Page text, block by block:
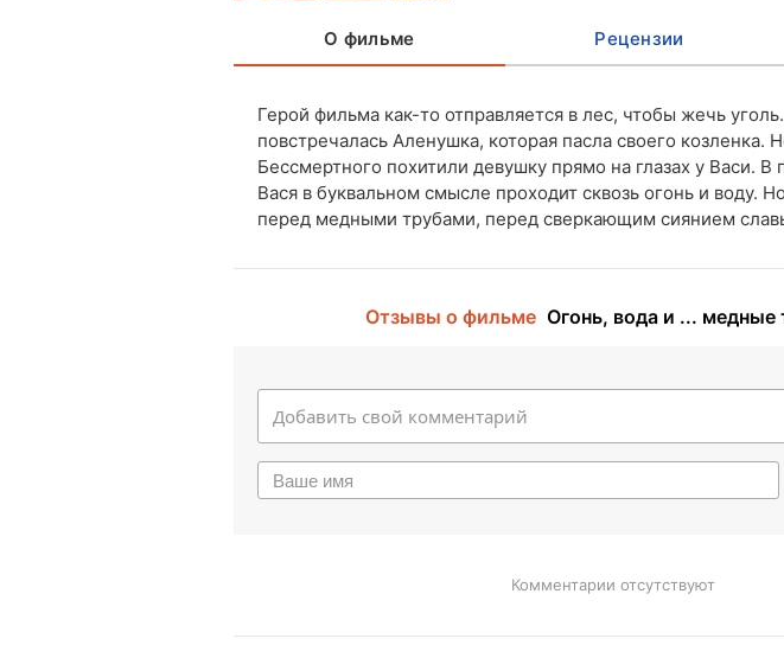
О фильме Рецензии
Герой фильма как-то отправляется в лес, чтобы жечь
повстречалась Аленушка, которая пасла своего козленка.
Бессмертного похитили девушку прямо на глазах у Васи. В
Вася в буквальном смысле проходит сквозь огонь и воду.
перед медными трубами, перед сверкающим сиянием
Отзывы о фильме Огонь, вода и ... медные
Комментарии отсутствуют